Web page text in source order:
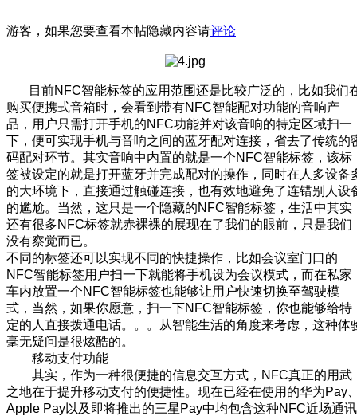
游客，如果您要查看本帖隐藏内容请评论
目前NFC智能标签的应用范围还是比较广泛的，比如我们
购买便携式音箱时，会看到带有NFC智能配对功能的音响产
品，用户只需打开手机的NFC功能并对该音响的特定区域扫一
下，便可实现手机与音响之间的蓝牙配对连接，省去了传统的
码配对环节。其实音响中内置的就是一个NFC智能标签，该标
签被设定的就是打开蓝牙并完成配对的操作，同时在人多设备
的大环境下，直接通过触碰连接，也有效地避免了连错别人设
的尴尬。当然，这只是一个隐藏的NFC智能标签，生活中其实
还有很多NFC标签就赤裸裸的展现在了我们的眼前，只是我们
没有察觉而已。
不同的标签还可以实现不同的快捷操作，比如会议室门口的
NFC智能标签用户扫一下就能将手机设为会议模式，而在私家
车内放置一个NFC智能标签也能够让用户快速切换至驾驶模
式，当然，如果你愿意，扫一下NFC智能标签，你也能够给特
定的人直接拨通电话。。。从智能生活的角度来考虑，这种体
毫无疑问是很炫酷的。
移动支付功能
其实，作为一种很便捷的信息交互方式，NFC真正的用武
之地在于提升移动支付的便捷性。现在已经在使用的华为Pay
Apple Pay以及即将推出的三星Pay中均包含这种NFC近场通讯